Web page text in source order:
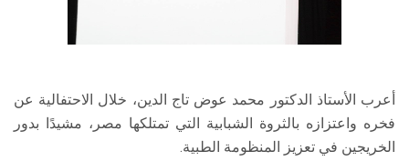
أعرب الأستاذ الدكتور محمد عوض تاج الدين، خلال الاحتفالية عن
فخره واعتزازه بالثروة الشبابية التي تمتلكها مصر، مشيدًا بدور
الخريجين في تعزيز المنظومة الطبية.